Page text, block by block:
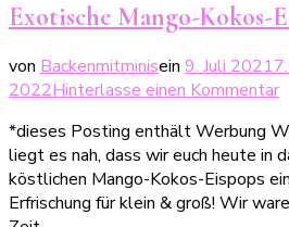
Exotische Mango-Kokos-
von Backenmitminisein 9. Juli 2021
2022Hinterlasse einen Kommentarzu
*dieses Posting enthält Werbung
liegt es nah, dass wir euch heute in
köstlichen Mango-Kokos-Eispops
Erfrischung für klein & groß! Wir